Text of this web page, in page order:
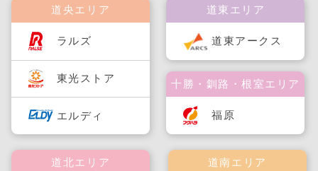
道央エリア
ラルズ
東光ストア
エルディ
道南エリア
道北エリア
道東エリア
道東アークス
十勝・釧路・根室エリア
福原